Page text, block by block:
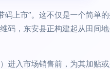
上市”。这不仅是一个简单
，东安县正构建起从田间
进入市场销售前，为其加贴